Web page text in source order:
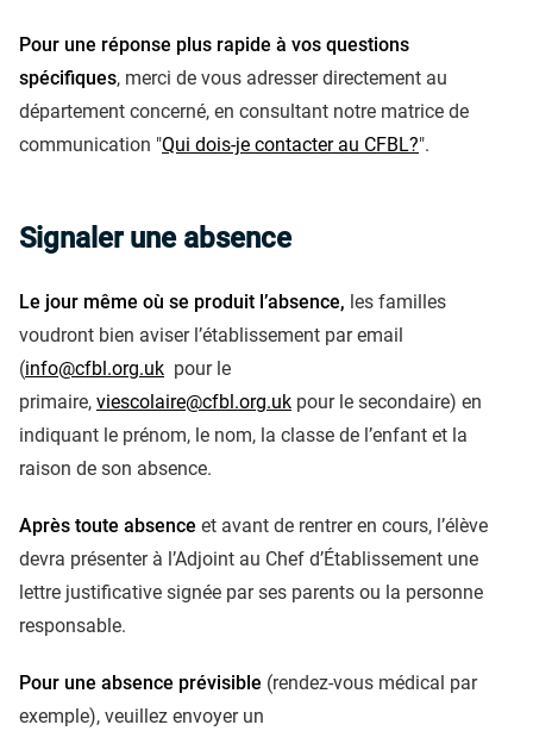
Pour une réponse plus rapide à vos questions
spécifiques, merci de vous adresser directement au
département concerné, en consultant notre matrice de
communication "Qui dois-je contacter au CFBL?".
Signaler une absence
Le jour même où se produit l’absence, les familles
voudront bien aviser l’établissement par email
(info@cfbl.org.uk pour le
primaire, viescolaire@cfbl.org.uk pour le secondaire) en
indiquant le prénom, le nom, la classe de l’enfant et la
raison de son absence.
Après toute absence et avant de rentrer en cours, l’élève
devra présenter à l’Adjoint au Chef d’Établissement une
lettre justificative signée par ses parents ou la personne
responsable.
Pour une absence prévisible (rendez-vous médical par
exemple), veuillez envoyer un